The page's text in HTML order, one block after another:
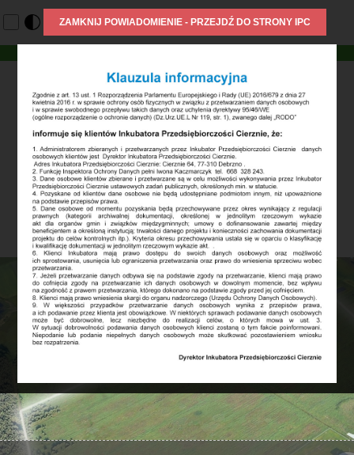
Cierznie 64
77-310 Debrzno
woj. pomorskie
tel. +48 668 328 243
fax. 59 722 13 33
e-mail: biuro@ipc.debrzno.pl
1 2 3